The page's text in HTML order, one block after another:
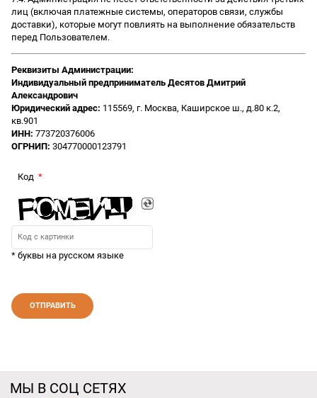
лиц (включая платежные системы, операторов связи, службы
доставки), которые могут повлиять на выполнение обязательств
перед Пользователем.
Реквизиты Администрации:
Индивидуальный предприниматель Десятов Дмитрий
Александрович
Юридический адрес: 115569, г. Москва, Каширское ш., д.80 к.2,
кв.901
ИНН: 773720376006
ОГРНИП: 304770000123791
Код
* буквы на русском языке
МЫ В СОЦ СЕТЯХ